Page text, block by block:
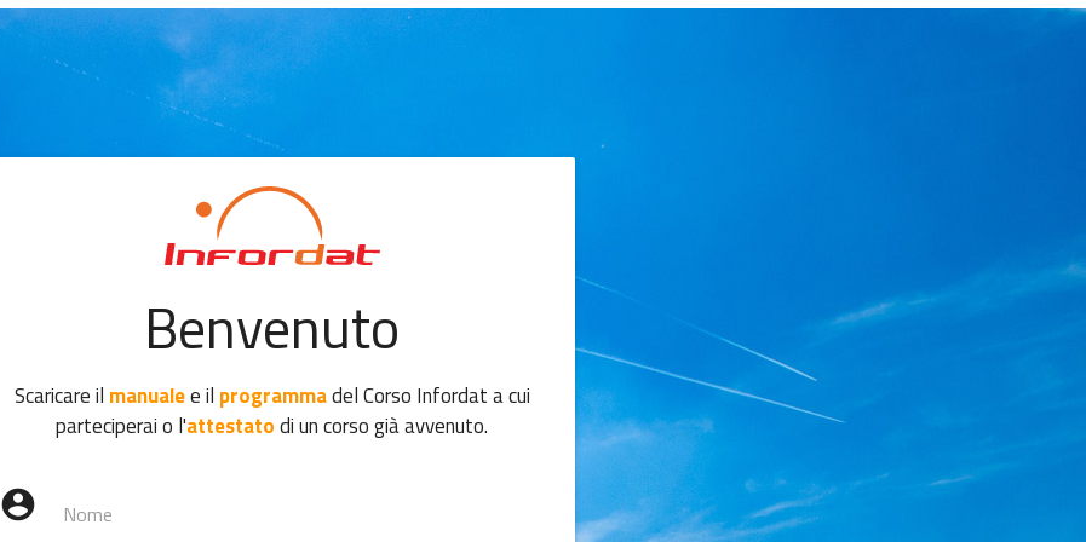
Benvenuto
Scaricare il manualee il programmadel Corso Infordat a cui
parteciperai o l'attestatodi un corso già avvenuto.
account_circle Nome